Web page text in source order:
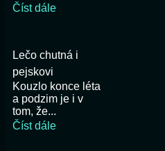
Číst dále
Lečo chutná i
pejskovi
Kouzlo konce léta
a podzim je i v
tom, že...
Číst dále